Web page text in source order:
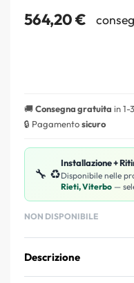
564,20€
🚚Consegna gratuita in 1-
🔒 Pagamentosicuro
🔧 ♻️
Installazione +
Disponibile nelle
Rieti, Viterbo —
NON DISPONIBILE
Descrizione